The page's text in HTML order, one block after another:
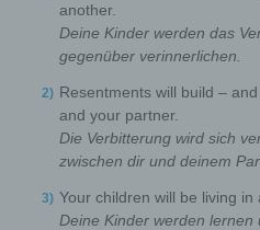
another.
Deine Kinder werden das
gegenüber verinnerlichen.
Resentments will build –
and your partner.
Die Verbitterung wird sich
zwischen dir und deinem
Your children will be living in
Deine Kinder werden